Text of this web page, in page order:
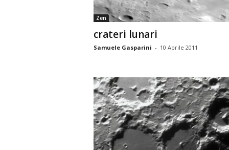
Zen
crateri lunari
Samuele Gasparini - 10 Aprile 2011